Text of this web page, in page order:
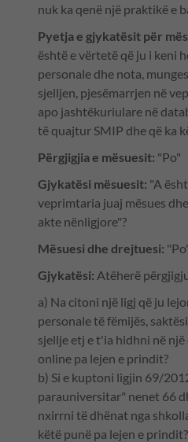
nuk ka qenë një praktikë e
Pyetja e gjykatësit për
është e vërtetë që ju i keni
personale dhe nota,
sjelljen, pjesëmarrjen në
apo jashtëkuriulare në
të quajtur SMIP dhe që ka
Përgjigjia e mësuesit: "Po"
Gjykatësi mësuesit: "A
veprimtaria juaj mësues
akte nënligjore"?
Mësuesi dhe drejtuesi:
Gjykatësi: Atëherë
a) Na citoni një ligj që ju
personale të fëmijës,
sjellje etj e t'ia hidhni në
online pa lejen e prindit?
b) Si e kuptoni ligjin 69/
parauniversitar" nenet 66
nxirrni të dhënat nga
këtë punë pa lejen e prindit?